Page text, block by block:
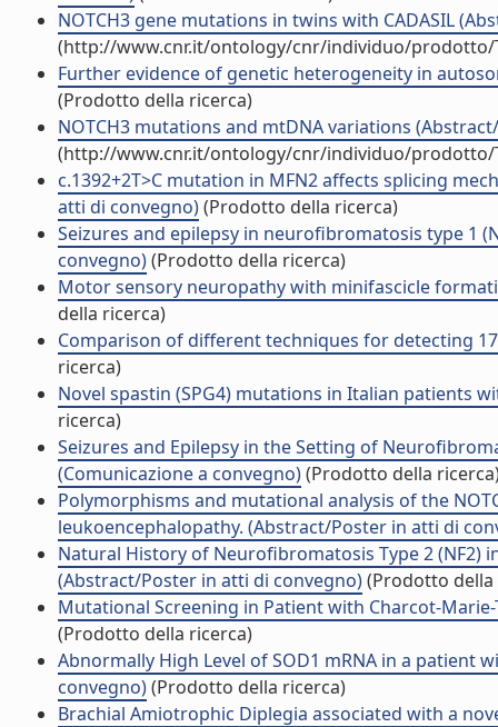
NOTCH3 gene mutations in twins with CADASIL
(http://www.cnr.it/ontology/cnr/individuo/prodotto/
Further evidence of genetic heterogeneity in
(Prodotto della ricerca)
NOTCH3 mutations and mtDNA variations
(http://www.cnr.it/ontology/cnr/individuo/prodotto/
c.1392+2T>C mutation in MFN2 affects splicing
atti di convegno)(Prodotto della ricerca)
Seizures and epilepsy in neurofibromatosis type 1
convegno)(Prodotto della ricerca)
Motor sensory neuropathy with minifascicle
della ricerca)
Comparison of different techniques for detecting
ricerca)
Novel spastin (SPG4) mutations in Italian patients
ricerca)
Seizures and Epilepsy in the Setting of
(Comunicazione a convegno)(Prodotto della
Polymorphisms and mutational analysis of the
leukoencephalopathy. (Abstract/Poster in atti di
Natural History of Neurofibromatosis Type 2 (NF2)
(Abstract/Poster in atti di convegno)(Prodotto della
Mutational Screening in Patient with Charcot-
(Prodotto della ricerca)
Abnormally High Level of SOD1 mRNA in a patient
convegno)(Prodotto della ricerca)
Brachial Amiotrophic Diplegia associated with a